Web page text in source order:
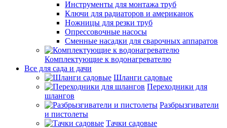
Инструменты для монтажа труб
Ключи для радиаторов и американок
Ножницы для резки труб
Опрессовочные насосы
Сменные насадки для сварочных аппаратов
Комплектующие к водонагревателю
Все для сада и дачи
Шланги садовые
Переходники для
шлангов
Разбрызгиватели
и пистолеты
Тачки садовые